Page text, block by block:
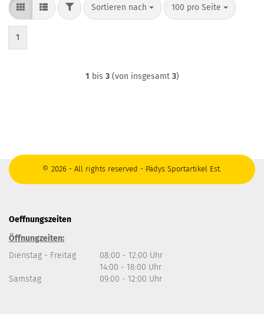
FILTERSortieren nach
Sortieren nach 100 pro Seite
pro Seite
1
1 bis 3(von insgesamt 3)
© 2026 - All rights reserved - Pädys Sportartikel Est.
Oeffnungszeiten
Öffnungzeiten:
Dienstag - Freitag
08:00 - 12:00 Uhr
14:00 - 18:00 Uhr
Samstag
09:00 - 12:00 Uhr